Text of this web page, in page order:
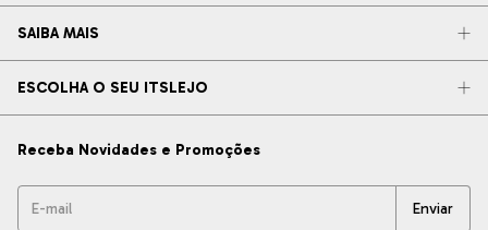
SAIBA MAIS
ESCOLHA O SEU ITSLEJO
Receba Novidades e Promoções